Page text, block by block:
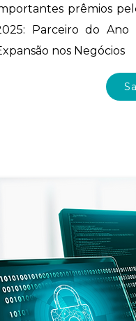
prêmios
Parceiro do Ano
nos Negócios